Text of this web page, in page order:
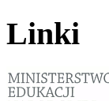
Linki